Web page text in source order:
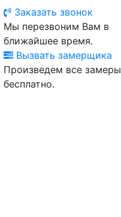
Заказать звонок
Мы перезвоним Вам в
ближайшее время.
Вызвать замерщика
Произведем все замеры
бесплатно.